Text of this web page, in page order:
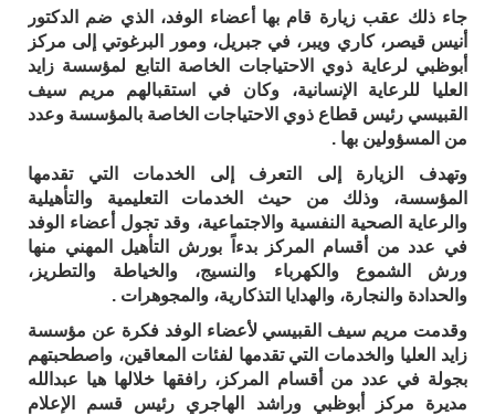
جاء ذلك عقب زيارة قام بها أعضاء الوفد، الذي ضم الدكتور
أنيس قيصر، كاري ويبر، في جبريل، ومور البرغوتي إلى مركز
أبوظبي لرعاية ذوي الاحتياجات الخاصة التابع لمؤسسة زايد
العليا للرعاية الإنسانية، وكان في استقبالهم مريم سيف
القبيسي رئيس قطاع ذوي الاحتياجات الخاصة بالمؤسسة وعدد
من المسؤولين بها .
وتهدف الزيارة إلى التعرف إلى الخدمات التي تقدمها
المؤسسة، وذلك من حيث الخدمات التعليمية والتأهيلية
والرعاية الصحية النفسية والاجتماعية، وقد تجول أعضاء الوفد
في عدد من أقسام المركز بدءاً بورش التأهيل المهني منها
ورش الشموع والكهرباء والنسيج، والخياطة والتطريز،
والحدادة والنجارة، والهدايا التذكارية، والمجوهرات .
وقدمت مريم سيف القبيسي لأعضاء الوفد فكرة عن مؤسسة
زايد العليا والخدمات التي تقدمها لفئات المعاقين، واصطحبتهم
بجولة في عدد من أقسام المركز، رافقها خلالها هيا عبدالله
مديرة مركز أبوظبي وراشد الهاجري رئيس قسم الإعلام